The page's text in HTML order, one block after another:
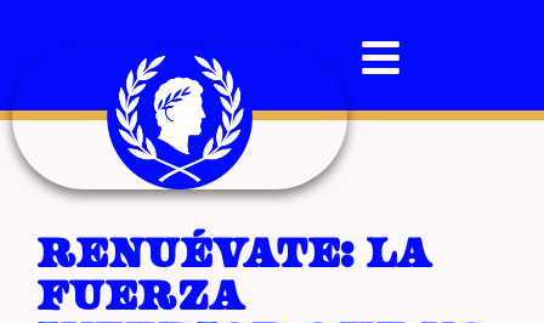
Renuévate: la
fuerza